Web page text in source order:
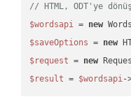
// HTML, ODT'ye
$wordsapi = new
$saveOptions = new
$request = new
$result = $wordsapi-